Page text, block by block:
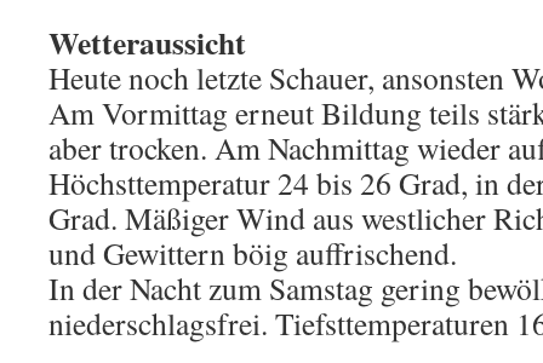
Wetteraussicht
Heute noch letzte Schauer, ansonsten
Am Vormittag erneut Bildung teils
aber trocken. Am Nachmittag wieder
Höchsttemperatur 24 bis 26 Grad, in
Grad. Mäßiger Wind aus westlicher
und Gewittern böig auffrischend.
In der Nacht zum Samstag gering
niederschlagsfrei. Tiefsttemperaturen